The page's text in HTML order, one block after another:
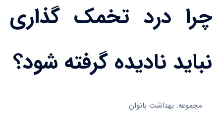
چرا درد تخمک گذاری
نباید نادیده گرفته شود؟
مجموعه: بهداشت بانوان